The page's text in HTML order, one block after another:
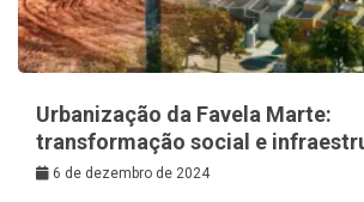
Urbanização da Favela Marte:
transformação social e
6 de dezembro de 2024